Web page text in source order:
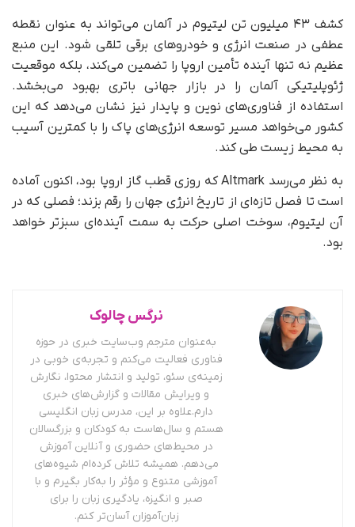
کشف ۴۳ میلیون تن لیتیوم در آلمان می‌تواند به‌ عنوان نقطه
عطفی در صنعت انرژی و خودروهای برقی تلقی شود. این منبع
عظیم نه تنها آینده تأمین اروپا را تضمین می‌کند، بلکه موقعیت
ژئوپلیتیکی آلمان را در بازار جهانی باتری بهبود می‌بخشد.
استفاده از فناوری‌های نوین و پایدار نیز نشان می‌دهد که این
کشور می‌خواهد مسیر توسعه انرژی‌های پاک را با کمترین آسیب
به محیط‌ زیست طی کند.
به نظر می‌رسد Altmark که روزی قطب گاز اروپا بود، اکنون آماده
است تا فصل تازه‌ای از تاریخ انرژی جهان را رقم بزند؛ فصلی که در
آن لیتیوم، سوخت اصلی حرکت به سمت آینده‌ای سبزتر خواهد
بود.
نرگس چالوک
به‌عنوان مترجم وب‌سایت خبری در حوزه
فناوری فعالیت می‌کنم و تجربه‌ی خوبی در
زمینه‌ی سئو، تولید و انتشار محتوا، نگارش
و ویرایش مقالات و گزارش‌های خبری
دارم.علاوه بر این، مدرس زبان انگلیسی
هستم و سال‌هاست به کودکان و بزرگسالان
در محیط‌های حضوری و آنلاین آموزش
می‌دهم. همیشه تلاش کرده‌ام شیوه‌های
آموزشی متنوع و مؤثر را به‌کار بگیرم و با
صبر و انگیزه، یادگیری زبان را برای
زبان‌آموزان آسان‌تر کنم.